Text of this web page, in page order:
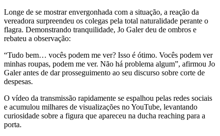
Longe de se mostrar envergonhada com a situação, a reação da
vereadora surpreendeu os colegas pela total naturalidade perante o
flagra. Demonstrando tranquilidade, Jo Galer deu de ombros e
rebateu a observação:
“Tudo bem… vocês podem me ver? Isso é ótimo. Vocês podem ver
minhas roupas, podem me ver. Não há problema algum”, afirmou Jo
Galer antes de dar prosseguimento ao seu discurso sobre corte de
despesas.
O vídeo da transmissão rapidamente se espalhou pelas redes sociais
e acumulou milhares de visualizações no YouTube, levantando
curiosidade sobre a figura que apareceu na ducha reaching para a
porta.